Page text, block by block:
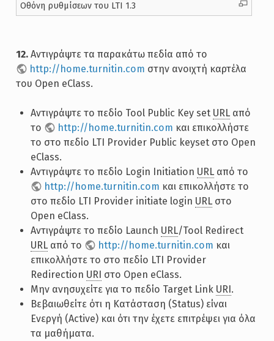
Oθόνη ρυθμίσεων του LTI 1.3
12.Αντιγράψτε τα παρακάτω πεδία από το
http://home.turnitin.com στην ανοιχτή καρτέλα
του Open eClass.
Αντιγράψτε το πεδίο Tool Public Key set URLαπό
το
http://home.turnitin.com και επικολλήστε
το στο πεδίο LTI Provider Public keyset στο Open
eClass.
Αντιγράψτε το πεδίο Login Initiation URLαπό το
http://home.turnitin.com και επικολλήστε το
στο πεδίο LTI Provider initiate login URLστο
Open eClass.
Αντιγράψτε το πεδίο Launch URL/Tool Redirect
URLαπό το http://home.turnitin.com και
επικολλήστε το στο πεδίο LTI Provider
Redirection URI στο Open eClass.
Μην ανησυχείτε για το πεδίο Target Link URI .
Βεβαιωθείτε ότι η Κατάσταση (Status) είναι
Ενεργή (Active) και ότι την έχετε επιτρέψει για όλα
τα μαθήματα.